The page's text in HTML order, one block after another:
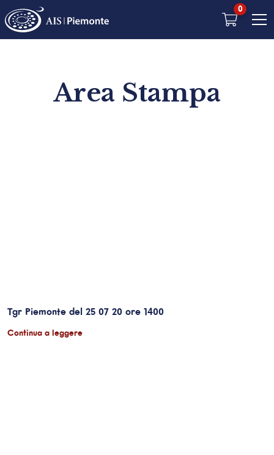
0
Area Stampa
Tgr Piemonte del 25 07 20 ore 1400
Continua a leggere